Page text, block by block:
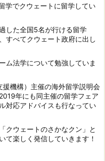
学でクウェートに留学してい
した全国5名が行ける留学
すべてクウェート政府に出し
ム法学について勉強していま
機構）主催の海外留学説明会
年にも同主催の留学フェア
対応アドバイスも行なってい
クウェートのさかなクン」と
て楽しく発信していきます！